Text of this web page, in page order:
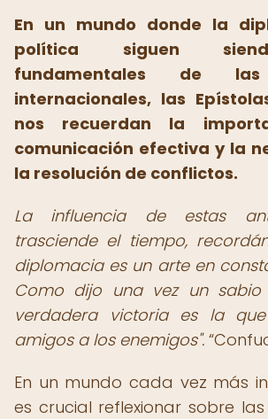
En un mundo donde la
política siguen
fundamentales de las
internacionales, las
nos recuerdan la
comunicación efectiva y la
la resolución de conflictos.
La influencia de estas
trasciende el tiempo,
diplomacia es un arte en
Como dijo una vez un sabio
verdadera victoria es la
amigos a los enemigos".
En un mundo cada vez más
es crucial reflexionar sobre